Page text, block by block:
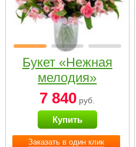
Заказать в один клик
Букет «Нежная
мелодия»
7 840 руб.
Купить